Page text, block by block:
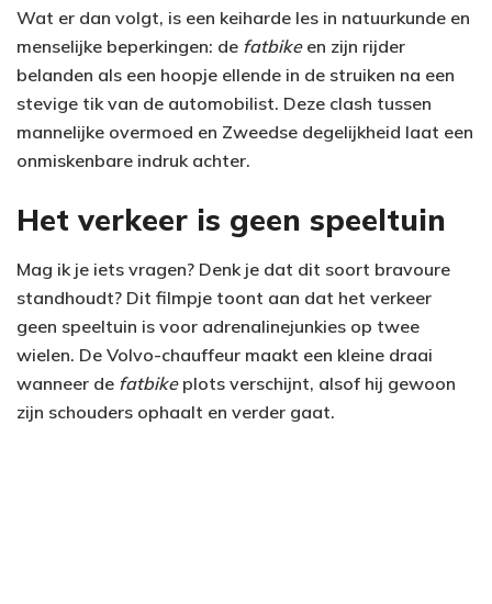
Wat er dan volgt, is een keiharde les in natuurkunde en
menselijke beperkingen: de fatbikeen zijn rijder
belanden als een hoopje ellende in de struiken na een
stevige tik van de automobilist. Deze clash tussen
mannelijke overmoed en Zweedse degelijkheid laat een
onmiskenbare indruk achter.
Het verkeer is geen speeltuin
Mag ik je iets vragen? Denk je dat dit soort bravoure
standhoudt? Dit filmpje toont aan dat het verkeer
geen speeltuin is voor adrenalinejunkies op twee
wielen. De Volvo-chauffeur maakt een kleine draai
wanneer de fatbikeplots verschijnt, alsof hij gewoon
zijn schouders ophaalt en verder gaat.